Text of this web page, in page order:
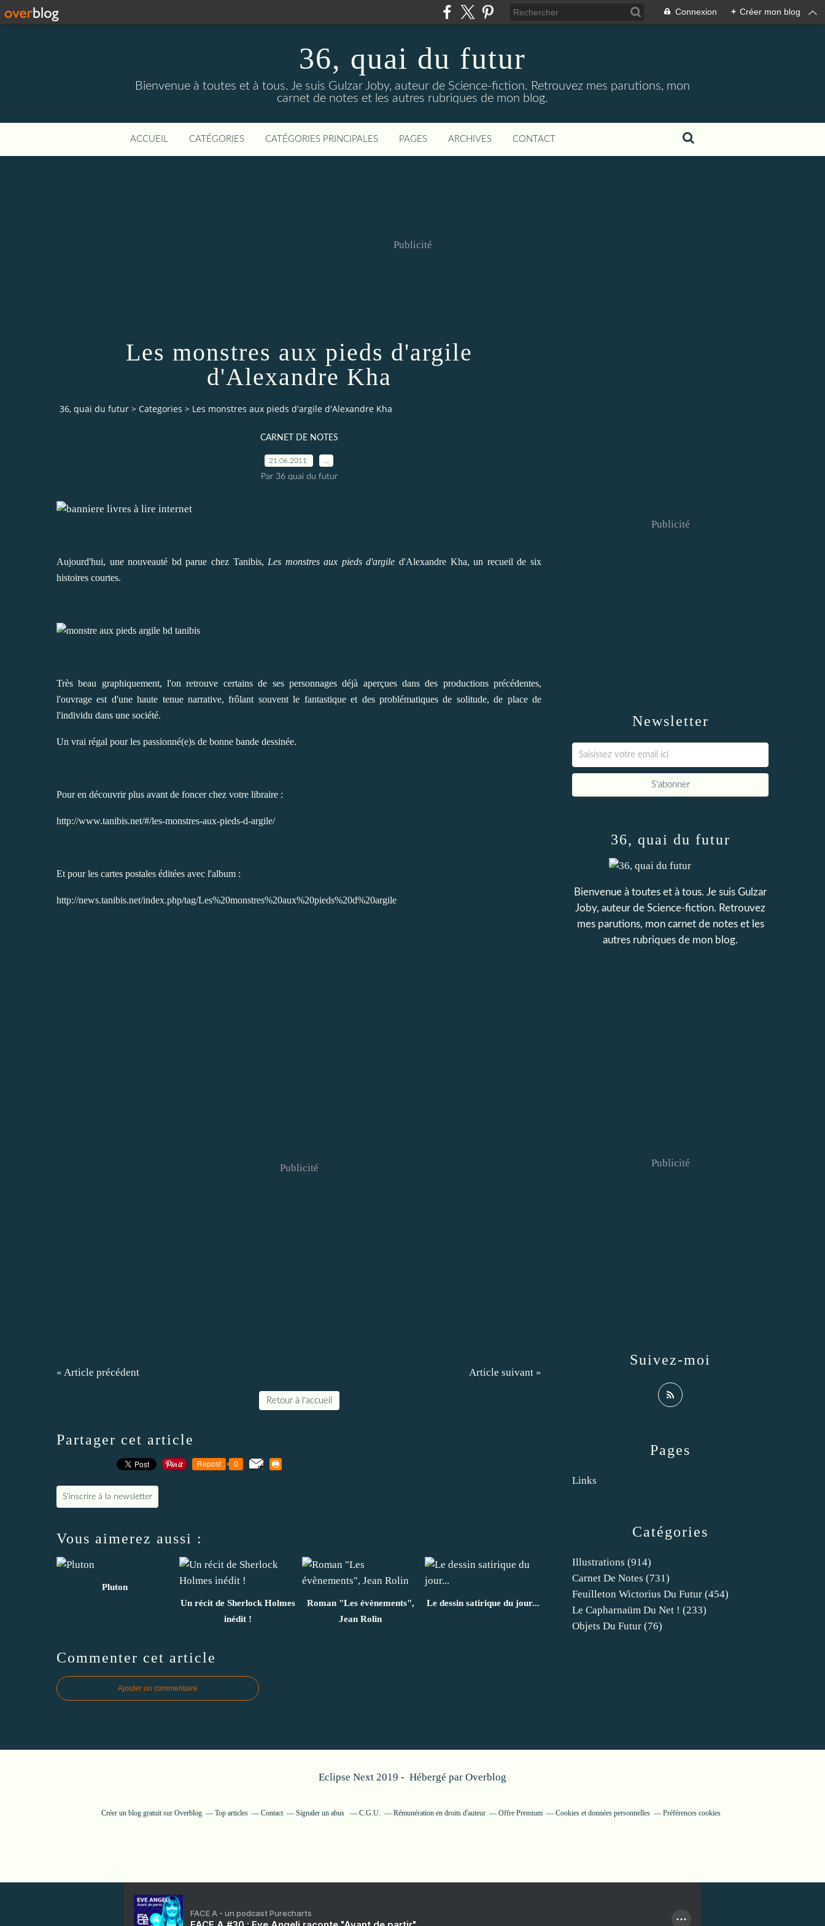
Connexion + Créer mon blog
36, quai du futur
Bienvenue à toutes et à tous. Je suis Gulzar Joby, auteur de Science-fiction. Retrouvez mes parutions, mon
carnet de notes et les autres rubriques de mon blog.
ACCUEIL CATÉGORIES CATÉGORIES PRINCIPALES PAGES ARCHIVES CONTACT
Publicité
Les monstres aux pieds d'argile
d'Alexandre Kha
36, quai du futur > Categories > Les monstres aux pieds d'argile d'Alexandre Kha
CARNET DE NOTES
21.06.2011
Par 36 quai du futur
Aujourd'hui, une nouveauté bd parue chez Tanibis, Les monstres aux pieds d'argile d'Alexandre Kha, un recueil de six
histoires courtes.
Très beau graphiquement, l'on retrouve certains de ses personnages déjà aperçues dans des productions précédentes,
l'ouvrage est d'une haute tenue narrative, frôlant souvent le fantastique et des problématiques de solitude, de place de
l'individu dans une société.
Un vrai régal pour les passionné(e)s de bonne bande dessinée.
Pour en découvrir plus avant de foncer chez votre libraire :
http://www.tanibis.net/#/les-monstres-aux-pieds-d-argile/
Et pour les cartes postales éditées avec l'album :
http://news.tanibis.net/index.php/tag/Les%20monstres%20aux%20pieds%20d%20argile
Publicité
« Article précédent Article suivant »
Retour à l'accueil
Partager cet article
Repost 0
S'inscrire à la newsletter
Vous aimerez aussi :
Pluton
Un récit de Sherlock Holmes
inédit !
Roman "Les évènements",
Jean Rolin
Le dessin satirique du jour...
Commenter cet article
Ajouter un commentaire
Newsletter
Publicité
Catégories
Illustrations (914)
Carnet De Notes (731)
Feuilleton Wictorius Du Futur (454)
Le Capharnaüm Du Net ! (233)
Objets Du Futur (76)
Pages
Links
36, quai du futur
Bienvenue à toutes et à tous. Je suis Gulzar
Joby, auteur de Science-fiction. Retrouvez
mes parutions, mon carnet de notes et les
autres rubriques de mon blog.
Suivez-moi
Publicité
Eclipse Next 2019 - Hébergé par Overblog
Créer un blog gratuit sur Overblog Top articles Contact Signaler un abus C.G.U. Rémunération en droits d'auteur Offre Premium Cookies et données personnelles Préférences cookies
FACE A - un podcast Purecharts